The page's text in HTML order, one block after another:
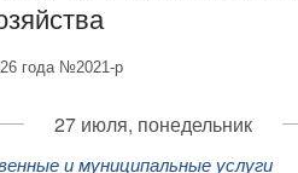
года №2021-р
27 июля, понедельник
и муниципальные услуги